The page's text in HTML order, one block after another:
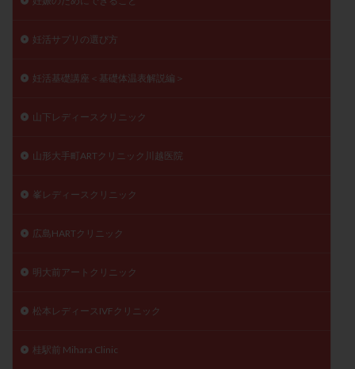
妊活サプリの選び方
妊活基礎講座＜基礎体温表解説編＞
山下レディースクリニック
山形大手町ARTクリニック川越医院
峯レディースクリニック
広島HARTクリニック
明大前アートクリニック
松本レディースIVFクリニック
桂駅前 Mihara Clinic